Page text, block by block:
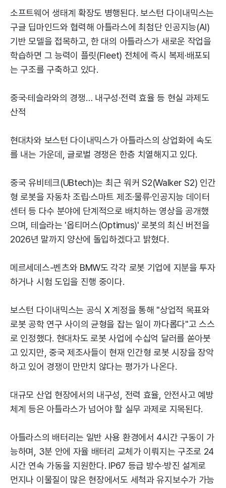
소프트웨어 생태계 확장도 병행된다. 보스턴 다이내믹스는
구글 딥마인드와 협력해 아틀라스에 최첨단 인공지능(AI)
기반 모델을 접목하고, 한 대의 아틀라스가 새로운 작업을
학습하면 그 능력이 플릿(Fleet) 전체에 즉시 복제·배포되
는 구조를 구축하고 있다.
중국·테슬라와의 경쟁… 내구성·전력 효율 등 현실 과제도
산적
현대차와 보스턴 다이내믹스가 아틀라스의 상업화에 속도
를 내는 가운데, 글로벌 경쟁은 한층 치열해지고 있다.
중국 유비테크(UBtech)는 최근 워커 S2(Walker S2) 인간
형 로봇을 자동차 조립·스마트 제조·물류·인공지능 데이터
센터 등 다수 분야에 단계적으로 배치하는 영상을 공개했
으며, 테슬라는 '옵티머스(Optimus)' 로봇의 최신 버전을
2026년 말까지 양산에 돌입하겠다고 밝혔다.
메르세데스-벤츠와 BMW도 각각 로봇 기업에 지분을 투자
하거나 시험 도입을 진행 중이다.
보스턴 다이내믹스는 공식 X 계정을 통해 "상업적 목표와
로봇 공학 연구 사이의 균형을 잡는 일이 까다롭다"고 스스
로 인정했다. 현대차도 로봇 사업에 수십억 달러를 쏟아붓
고 있지만, 중국 제조사들이 현재 인간형 로봇 시장을 장악
하고 있어 경쟁이 만만치 않다는 평가가 나온다.
대규모 산업 현장에서의 내구성, 전력 효율, 안전사고 예방
체계 등은 아틀라스가 넘어야 할 실무 과제로 지목된다.
아틀라스의 배터리는 일반 사용 환경에서 4시간 구동이 가
능하며, 3분 안에 자율 배터리 교체가 이뤄지는 구조로 24
시간 연속 가동을 지원한다. IP67 등급 방수·방진 설계로
먼지나 이물질이 많은 현장에서도 세척과 유지보수가 가능